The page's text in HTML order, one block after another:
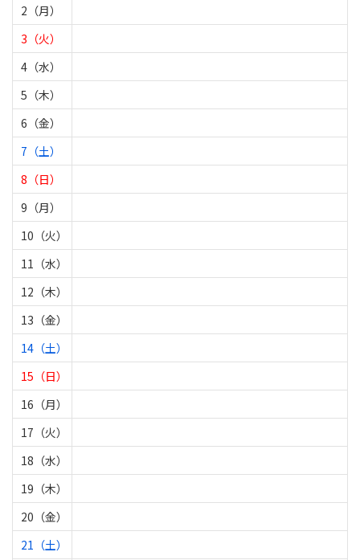
2（月）
3（火）
4（水）
5（木）
6（金）
7（土）
8（日）
9（月）
10（火）
11（水）
12（木）
13（金）
14（土）
15（日）
16（月）
17（火）
18（水）
19（木）
20（金）
21（土）